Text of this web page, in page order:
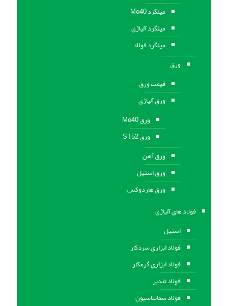
میلگرد Mo40
میلگرد آلیاژی
میلگرد فولاد
ورق
قیمت ورق
ورق آلیاژی
ورق Mo40
ورق ST52
ورق آهن
ورق استيل
ورق هاردوکس
فولاد های آلیاژی
استیل
فولاد ابزاری سردکار
فولاد ابزاری گرمکار
فولاد تندبر
فولاد سمانتاسیون